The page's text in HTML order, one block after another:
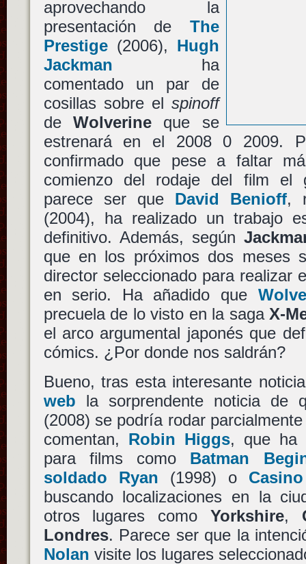
aprovechando la
presentación de The
Prestige(2006), Hugh
Jackman ha
comentado un par de
cosillas sobre el spinoff
de Wolverineque se
estrenará en el 2008 0 2009.
confirmado que pese a faltar
comienzo del rodaje del film el
parece ser que David Benioff,
(2004), ha realizado un trabajo
definitivo. Además, según
que en los próximos dos meses
director seleccionado para
en serio. Ha añadido que
precuela de lo visto en la saga X-
el arco argumental japonés que
cómics. ¿Por donde nos saldrán?
Bueno, tras esta interesante
web la sorprendente noticia de
(2008) se podría rodar
comentan, Robin Higgs, que ha
para films como Batman
soldado Ryan (1998) o
buscando localizaciones en la
otros lugares comoYorkshire,
Londres. Parece ser que la
Nolan visite los lugares